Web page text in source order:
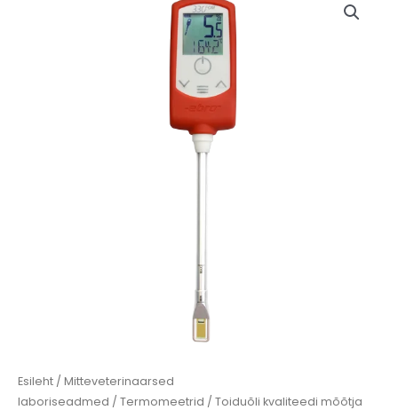
Esileht / Mitteveterinaarsed
laboriseadmed / Termomeetrid / Toiduõli kvaliteedi mõõtja